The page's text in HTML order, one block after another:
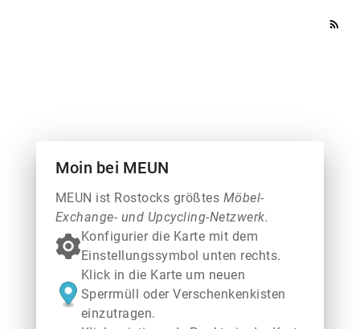
rss_feed
Moin bei MEUN
MEUN ist Rostocks größtes Möbel-
Exchange- und Upcycling-Netzwerk.
Konfigurier die Karte mit dem
Einstellungssymbol unten rechts.
Klick in die Karte um neuen
Sperrmüll oder Verschenkenkisten
einzutragen.